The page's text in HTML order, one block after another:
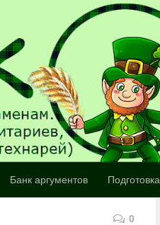
Банк аргументов Подготовка
0